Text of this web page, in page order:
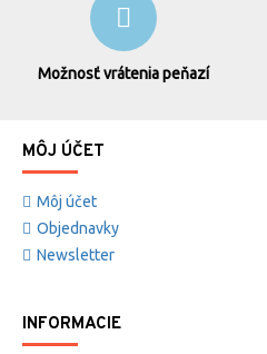
Možnosť vrátenia peňazí
MÔJ ÚČET
Môj účet
Objednavky
Newsletter
INFORMACIE